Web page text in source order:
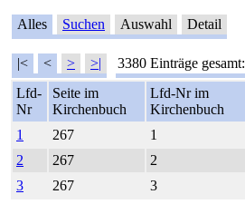
Alles Suchen Auswahl Detail
|< < > >| 3380 Einträge gesamt:
Lfd-
Nr
Seite im
Kirchenbuch
Lfd-Nr im
Kirchenbuch
1
267 1
2
267 2
3
267 3